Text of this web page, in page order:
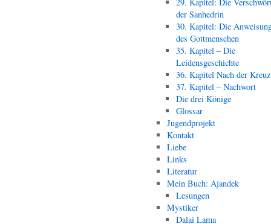
der Sanhedrin
30. Kapitel: Die
des Gottmenschen
35. Kapitel – Die
Leidensgeschichte
36. Kapitel Nach der
37. Kapitel – Nachwort
Die drei Könige
Glossar
Jugendprojekt
Kontakt
Liebe
Links
Literatur
Mein Buch: Ajandek
Lesungen
Mystiker
Dalai Lama